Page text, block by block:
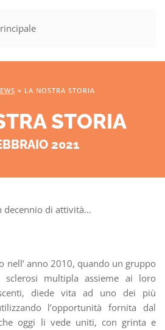
» LA NOSTRA STORIA
STORIA
2021
decennio di attività…
nell’ anno 2010, quando un gruppo
multipla assieme ai loro
diede vita ad uno dei più
l’opportunità fornita dal
oggi li vede uniti, con grinta e